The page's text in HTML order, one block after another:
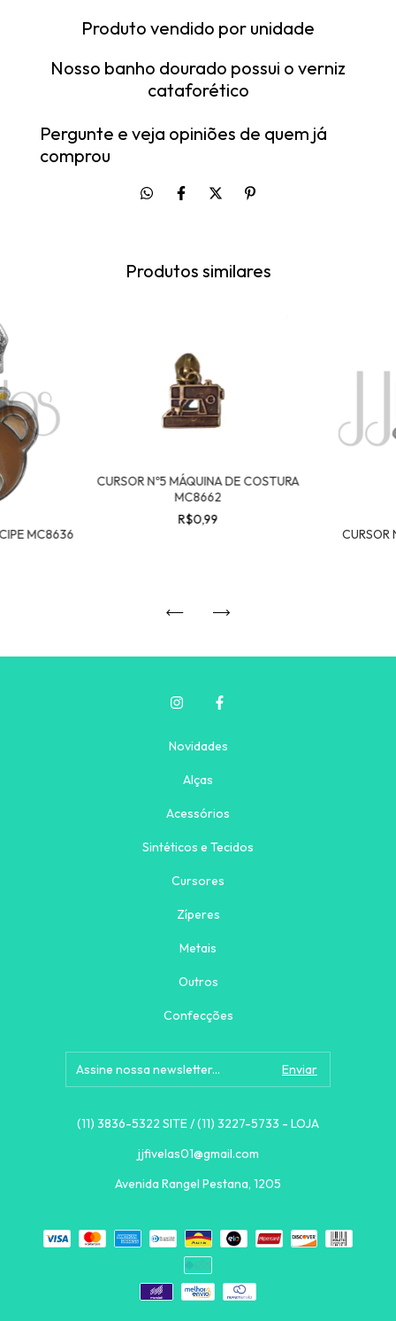
Produto vendido por unidade
Nosso banho dourado possui o verniz
cataforético
Pergunte e veja opiniões de quem já
comprou
Produtos similares
MC8636
CURSOR Nº5 MÁQUINA DE COSTURA
MC8662
R$0,99
CURSOR
Novidades
Alças
Acessórios
Sintéticos e Tecidos
Cursores
Zíperes
Metais
Outros
Confecções
(11) 3836-5322 SITE / (11) 3227-5733 - LOJA
jjfivelas01@gmail.com
Avenida Rangel Pestana, 1205